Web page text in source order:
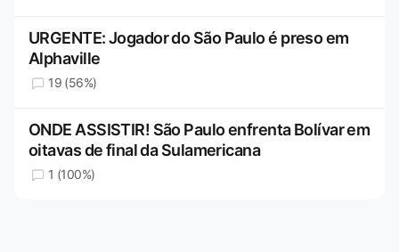
URGENTE: Jogador do São Paulo é preso em
Alphaville
19 (56%)
ONDE ASSISTIR! São Paulo enfrenta Bolívar em
oitavas de final da Sulamericana
1 (100%)